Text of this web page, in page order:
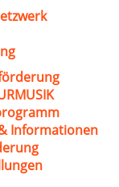
Informationen